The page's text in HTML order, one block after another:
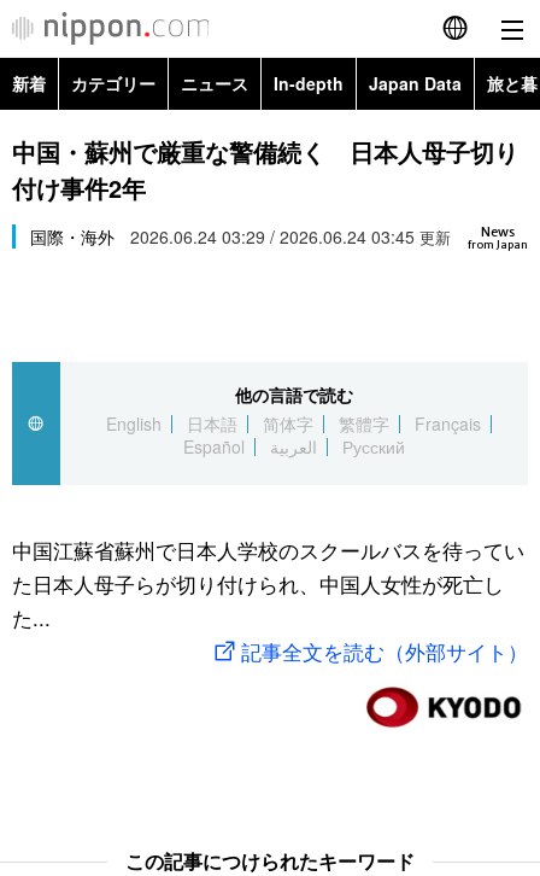
English
简体字
Русский
カテゴリー
経済・ビジネス
国際
文化
トップ
アーカイブ
In-depth
Japan Data
動画/Live
新着 カテゴリー ニュース In-depth Japan Data 旅と
政治・外交
経済・ビジネス
スポーツ・東京2020
Topics
中国・蘇州で厳重な警備続く 日本人母子切り
付け事件2年
News
from Japan
国際・海外 2026.06.24 03:29 / 2026.06.24 03:45 更新
他の言語で読む
English
日本語 简体字 繁體字
Français
Español
العربية Русский
中国江蘇省蘇州で日本人学校のスクールバスを待ってい
た日本人母子らが切り付けられ、中国人女性が死亡し
た...
記事全文を読む（外部サイト）
この記事につけられたキーワード